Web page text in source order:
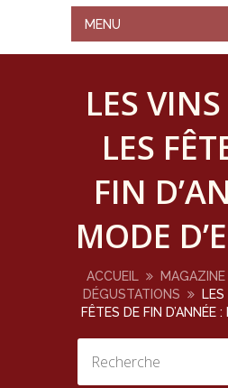
MENU
LES
LES
FIN
MODE
ACCUEIL
DÉGUSTATIONS
FÊTES DE FIN D’ANNÉE :